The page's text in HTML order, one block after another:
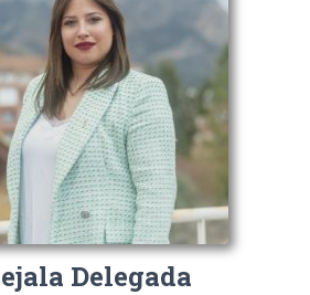
Delegada